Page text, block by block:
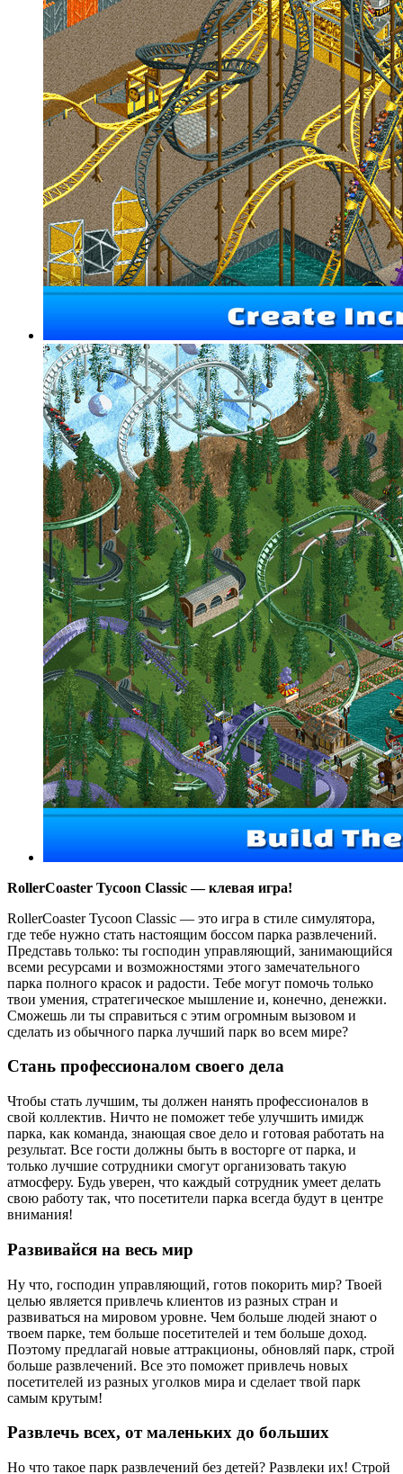
RollerCoaster Tycoon Classic — клевая игра!
RollerCoaster Tycoon Classic — это игра в стиле симулятора,
где тебе нужно стать настоящим боссом парка развлечений.
Представь только: ты господин управляющий, занимающийся
всеми ресурсами и возможностями этого замечательного
парка полного красок и радости. Тебе могут помочь только
твои умения, стратегическое мышление и, конечно, денежки.
Сможешь ли ты справиться с этим огромным вызовом и
сделать из обычного парка лучший парк во всем мире?
Стань профессионалом своего дела
Чтобы стать лучшим, ты должен нанять профессионалов в
свой коллектив. Ничто не поможет тебе улучшить имидж
парка, как команда, знающая свое дело и готовая работать на
результат. Все гости должны быть в восторге от парка, и
только лучшие сотрудники смогут организовать такую
атмосферу. Будь уверен, что каждый сотрудник умеет делать
свою работу так, что посетители парка всегда будут в центре
внимания!
Развивайся на весь мир
Ну что, господин управляющий, готов покорить мир? Твоей
целью является привлечь клиентов из разных стран и
развиваться на мировом уровне. Чем больше людей знают о
твоем парке, тем больше посетителей и тем больше доход.
Поэтому предлагай новые аттракционы, обновляй парк, строй
больше развлечений. Все это поможет привлечь новых
посетителей из разных уголков мира и сделает твой парк
самым крутым!
Развлечь всех, от маленьких до больших
Но что такое парк развлечений без детей? Развлеки их! Строй